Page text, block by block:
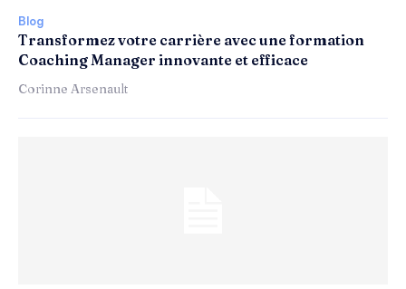
Blog
Transformez votre carrière avec une formation
Coaching Manager innovante et efficace
Corinne Arsenault